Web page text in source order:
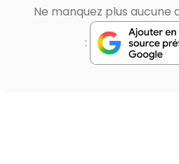
Ne manquez plus aucune
: